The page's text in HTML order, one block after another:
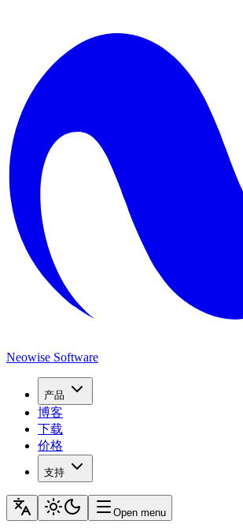
Neowise Software
产品
博客
下载
价格
支持
Open menu